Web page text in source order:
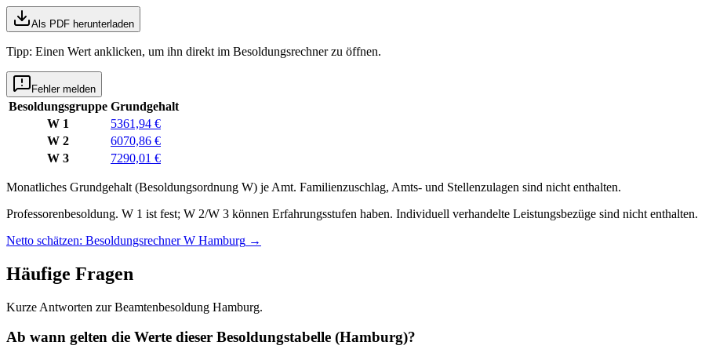
Als PDF herunterladen
Tipp: Einen Wert anklicken, um ihn direkt im Besoldungsrechner zu öffnen.
Fehler melden
Besoldungsgruppe Grundgehalt
W 1
5361,94 €
W 2
6070,86 €
W 3
7290,01 €
Monatliches Grundgehalt (Besoldungsordnung W) je Amt. Familienzuschlag, Amts- und Stellenzulagen sind nicht enthalten.
Professorenbesoldung. W 1 ist fest; W 2/W 3 können Erfahrungsstufen haben. Individuell verhandelte Leistungsbezüge sind nicht enthalten.
Netto schätzen: Besoldungsrechner W Hamburg →
Häufige Fragen
Kurze Antworten zur Beamtenbesoldung Hamburg.
Ab wann gelten die Werte dieser Besoldungstabelle (Hamburg)?